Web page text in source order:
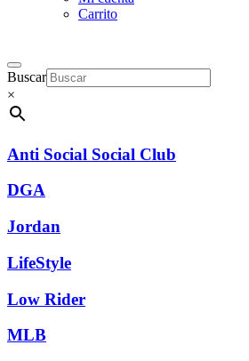
Carrito
Buscar
×
Anti Social Social Club
DGA
Jordan
LifeStyle
Low Rider
MLB